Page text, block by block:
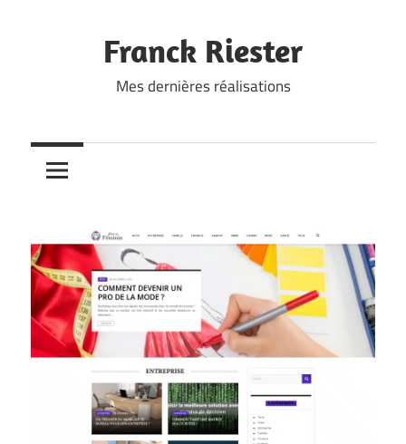
Franck Riester
Mes dernières réalisations